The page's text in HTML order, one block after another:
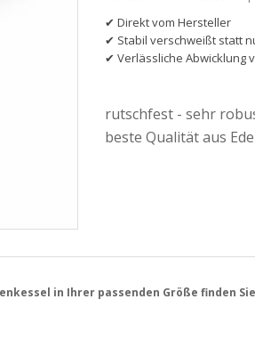
✔ Direkt vom Hersteller
✔ Stabil verschweißt statt
✔ Verlässliche Abwicklung
rutschfest - sehr
beste Qualität aus
in Ihrer passenden Größe finden